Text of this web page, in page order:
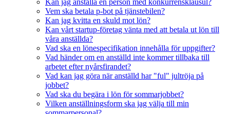
Kan jag anställa en person med konkurrensklausul?
Vem ska betala p-bot på tjänstebilen?
Kan jag kvitta en skuld mot lön?
Kan vårt startup-företag vänta med att betala ut lön till
våra anställda?
Vad ska en lönespecifikation innehålla för uppgifter?
Vad händer om en anställd inte kommer tillbaka till
arbetet efter nyårsfirandet?
Vad kan jag göra när anställd har "ful" jultröja på
jobbet?
Vad ska du begära i lön för sommarjobbet?
Vilken anställningsform ska jag välja till min